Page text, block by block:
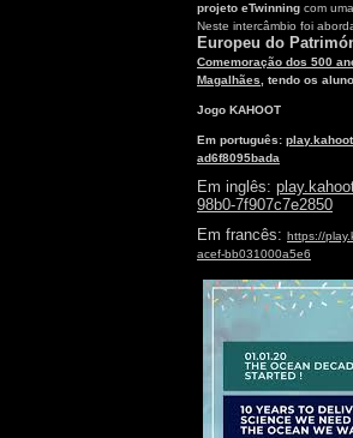
projeto eTwinning com
Neste intercâmbio foi
Europeu do
Comemoração dos 500
Magalhães , tendo os
Jogo KAHOOT
Em português:
ad6f8095bada
Em inglês:
98b0-7f907c7e2850
Em francês: https://
acef-bb031000a5e6